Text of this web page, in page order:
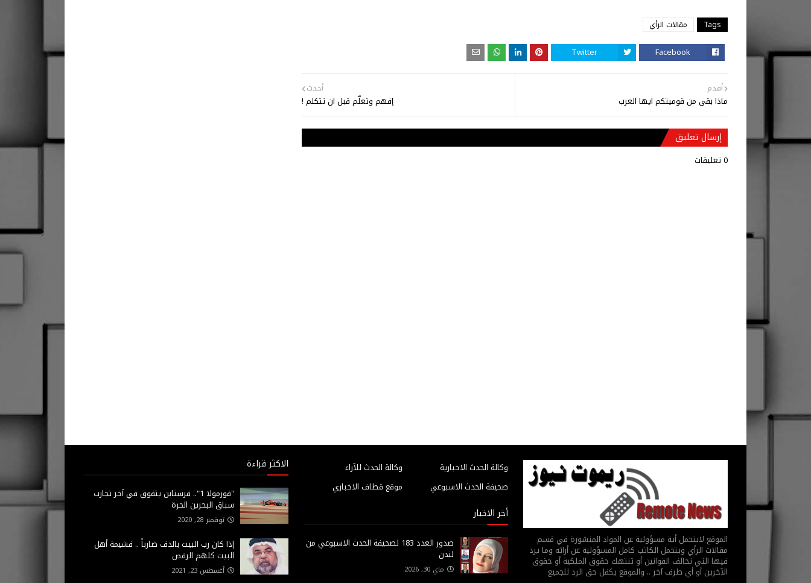
Tags مقالات الرأي
Facebook
Twitter
أحدث
إفهم وتعلّم قبل ان تتكلم !
أقدم
ماذا بقى من قوميتكم ايها العرب
إرسال تعليق
0 تعليقات
الموقع لايتحمل أية مسؤولية عن المواد المنشورة في قسم
مقالات الرأي ويتحمل الكاتب كامل المسؤولية عن أرائه وما يرد
فيها التي تخالف القوانين أو تنتهك حقوق الملكية أو حقوق
الآخرين أو أي طرف آخر .. والموقع يكفل حق الرد للجميع
وكالة الحدث للآراء
وكالة الحدث الاخبارية
موقع قطاف الاخباري
صحيفة الحدث الاسبوعي
أخر الاخبار
صدور العدد 183 لصحيفة الحدث الاسبوعي من
لندن
ماي 30, 2026
الاكثر قراءة
"فورمولا 1".. فرستابن يتفوق في آخر تجارب
سباق البحرين الحرة
نوفمبر 28, 2020
إذا كان رب البيت بالدف ضارباً .. فشيمة أهل
البيت كلهم الرقص
أغسطس 23, 2021